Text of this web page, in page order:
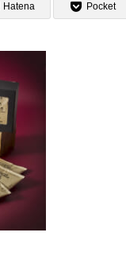
Hatena Pocket